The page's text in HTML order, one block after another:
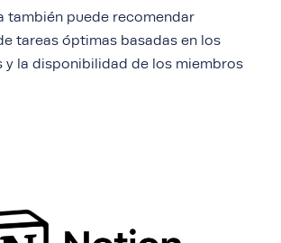
también puede recomendar
tareas óptimas basadas en los
y la disponibilidad de los miembros